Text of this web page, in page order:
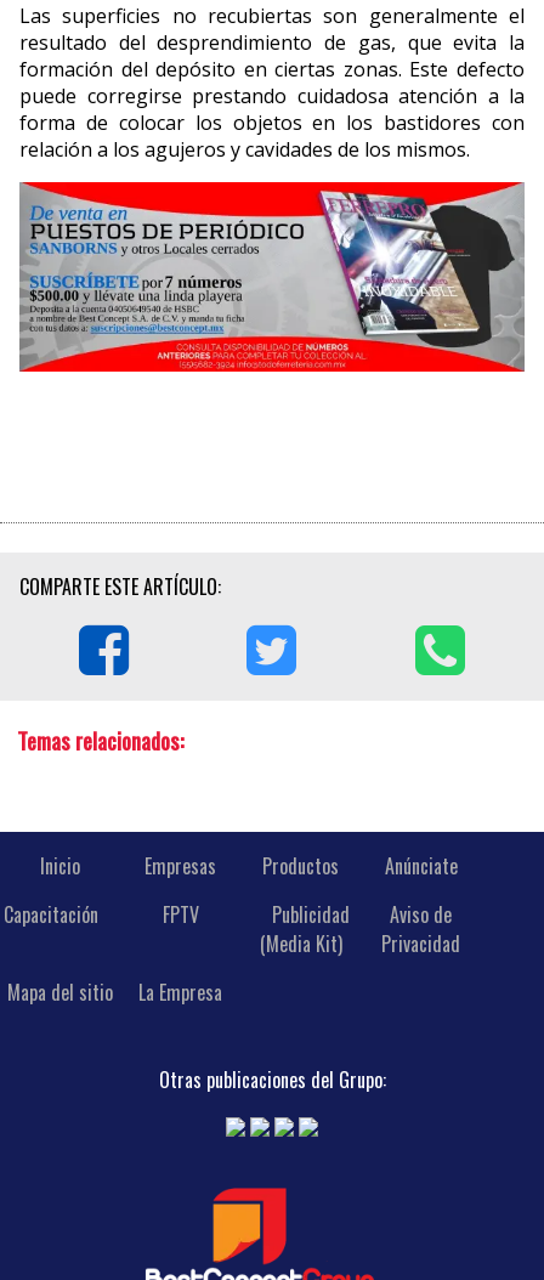
Las superficies no recubiertas son generalmente el
resultado del desprendimiento de gas, que evita la
formación del depósito en ciertas zonas. Este defecto
puede corregirse prestando cuidadosa atención a la
forma de colocar los objetos en los bastidores con
relación a los agujeros y cavidades de los mismos.
COMPARTE ESTE ARTÍCULO:
Temas relacionados:
Inicio Empresas Productos
Anúnciate
Capacitación
FPTV
Publicidad
(Media Kit)
Aviso de
Privacidad
Mapa del sitio
La Empresa
Otras publicaciones del Grupo: